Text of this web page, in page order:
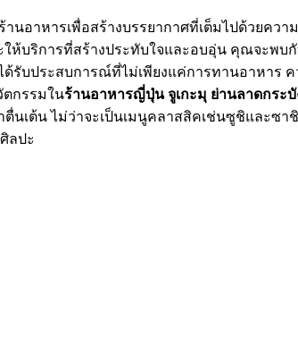
อาหารเพื่อสร้างบรรยากาศที่เต็มไปด้วยคว
บริการที่สร้างประทับใจและอบอุ่น คุณจะพบกั
รับประสบการณ์ที่ไม่เพียงแค่การทานอาหาร
กรรมในร้านอาหารญี่ปุ่น จูเกะมุ ย่านลาดกระบั
เต้น ไม่ว่าจะเป็นเมนูคลาสสิคเช่นซูชิและซา
ลปะ